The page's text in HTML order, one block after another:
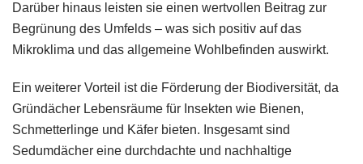
Darüber hinaus leisten sie einen wertvollen Beitrag zur
Begrünung des Umfelds – was sich positiv auf das
Mikroklima und das allgemeine Wohlbefinden auswirkt.
Ein weiterer Vorteil ist die Förderung der Biodiversität, da
Gründächer Lebensräume für Insekten wie Bienen,
Schmetterlinge und Käfer bieten. Insgesamt sind
Sedumdächer eine durchdachte und nachhaltige